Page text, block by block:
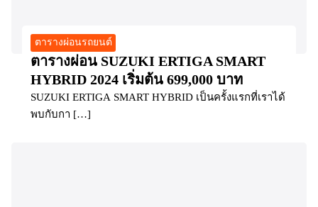
ตารางผ่อนรถยนต์
ตารางผ่อน SUZUKI ERTIGA SMART
HYBRID 2024 เริ่มต้น 699,000 บาท
SUZUKI ERTIGA SMART HYBRID เป็นครั้งแรกที่เราได้
พบกับกา […]